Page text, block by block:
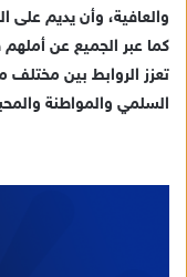
والعافية، وأن يديم على
كما عبر الجميع عن أملهم
تعزز الروابط بين مختلف
السلمي والمواطنة